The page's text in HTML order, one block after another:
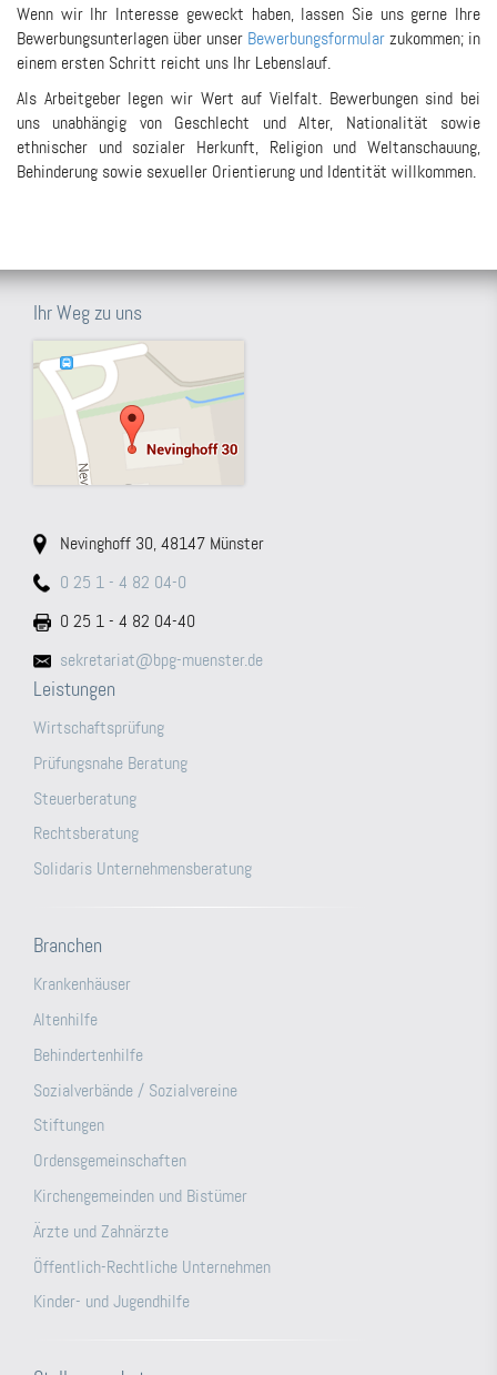
Wenn wir Ihr Interesse geweckt haben, lassen Sie uns gerne Ihre
Bewerbungsunterlagen über unser Bewerbungsformularzukommen; in
einem ersten Schritt reicht uns Ihr Lebenslauf.
Als Arbeitgeber legen wir Wert auf Vielfalt. Bewerbungen sind bei
uns unabhängig von Geschlecht und Alter, Nationalität sowie
ethnischer und sozialer Herkunft, Religion und Weltanschauung,
Behinderung sowie sexueller Orientierung und Identität willkommen.
Ihr Weg zu uns
Nevinghoff 30, 48147 Münster
0 25 1 - 4 82 04-0
0 25 1 - 4 82 04-40
sekretariat@bpg-muenster.de
Leistungen
Wirtschaftsprüfung
Prüfungsnahe Beratung
Steuerberatung
Rechtsberatung
Solidaris Unternehmensberatung
Branchen
Krankenhäuser
Altenhilfe
Behindertenhilfe
Sozialverbände / Sozialvereine
Stiftungen
Ordensgemeinschaften
Kirchengemeinden und Bistümer
Ärzte und Zahnärzte
Öffentlich-Rechtliche Unternehmen
Kinder- und Jugendhilfe